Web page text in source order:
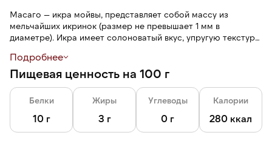
Масаго — икра мойвы, представляет собой массу из
мельчайших икринок (размер не превышает 1 мм в
диаметре). Икра имеет солоноватый вкус, упругую текстуру,
Масаго окрашена натуральным красителем в оранжевый
цвет.
Оранжевая икра мойвы — один из основных компонентов
роллов и суши, используется в салатах, для украшения
различных блюд, сочетается с рисом, нори, рыбой,
употребляется как самостоятельная закуска.
Подробнее
Пищевая ценность на 100 г
Белки
10 г
Жиры
3 г
Углеводы
0 г
Калории
280 ккал